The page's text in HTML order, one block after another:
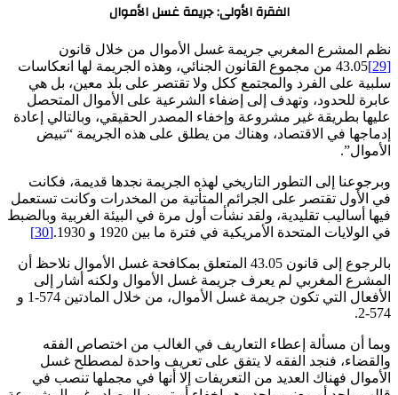
الفقرة الأولى: جريمة غسل الأموال
نظم المشرع المغربي جريمة غسل الأموال من خلال قانون
[29]
43.05 من مجموع القانون الجنائي، وهذه الجريمة لها انعكاسات
سلبية على الفرد والمجتمع ككل ولا تقتصر على بلد معين، بل هي
عابرة للحدود، وتهدف إلى إضفاء الشرعية على الأموال المتحصل
عليها بطريقة غير مشروعة وإخفاء المصدر الحقيقي، وبالتالي إعادة
إدماجها في الاقتصاد، وهناك من يطلق على هذه الجريمة “تبيض
الأموال”.
وبرجوعنا إلى التطور التاريخي لهذه الجريمة نجدها قديمة، فكانت
في الأول تقتصر على الجرائم المتأتية من المخدرات وكانت تستعمل
فيها أساليب تقليدية، ولقد نشأت أول مرة في البيئة الغربية وبالضبط
في الولايات المتحدة الأمريكية في فترة ما بين 1920 و 1930.
[30]
بالرجوع إلى قانون 43.05 المتعلق بمكافحة غسل الأموال نلاحظ أن
المشرع المغربي لم يعرف جريمة غسل الأموال ولكنه أشار إلى
الأفعال التي تكون جريمة غسل الأموال، من خلال المادتين 574-1 و
574-2.
وبما أن مسألة إعطاء التعاريف في الغالب من اختصاص الفقه
والقضاء، فنجد الفقه لا يتفق على تعريف واحدة لمصطلح غسل
الأموال فهناك العديد من التعريفات إلا أنها في مجملها تنصب في